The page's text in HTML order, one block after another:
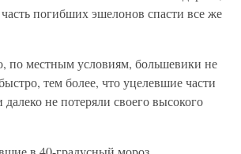
погибших эшелонов спасти все же
по местным условиям, большевики не
тем более, что уцелевшие части
не потеряли своего высокого